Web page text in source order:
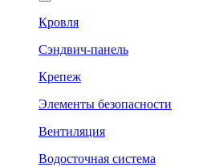
Кровля
Сэндвич-панель
Крепеж
Элементы безопасности
Вентиляция
Водосточная система